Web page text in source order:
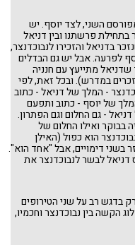
השני, לצד יוסף. יש
הסיפור בתחילת פרשתנו ובין דניאל
בדניאל והזכירו לנבוכדנצר,
לפרעה. אבל יש גם הבדלים
מתייעץ עם חנניה
במדרש). ובכל זאת, לפי
- המלך של דניאל - כתוב
של יוסף - כתוב ותפעם
- גם החלום וגם הפתרון.
בבוקר ואילו החלום של
הוא כפול (האילן
בשני דימויים, אבל "אחד הוא".
דניאל לבשר לנבוכדנצר את
בדגש רב על שני הטירופים
הקשה בין נבוכדנצר וחכמיו,